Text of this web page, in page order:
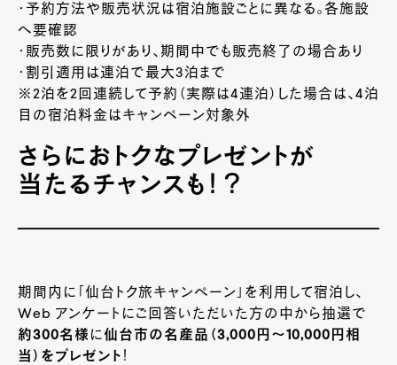
・予約方法や販売状況は宿泊施設ごとに異なる。各施設
へ要確認
・販売数に限りがあり、期間中でも販売終了の場合あり
・割引適用は連泊で最大3泊まで
※2泊を2回連続して予約（実際は4連泊）した場合は、4泊
目の宿泊料金はキャンペーン対象外
さらにおトクなプレゼントが
当たるチャンスも！？
期間内に「仙台トク旅キャンペーン」を利用して宿泊し、
Web アンケートにご回答いただいた方の中から抽選で
約300名様 に仙台市の名産品（3,000円〜10,000円相
当）をプレゼント ！